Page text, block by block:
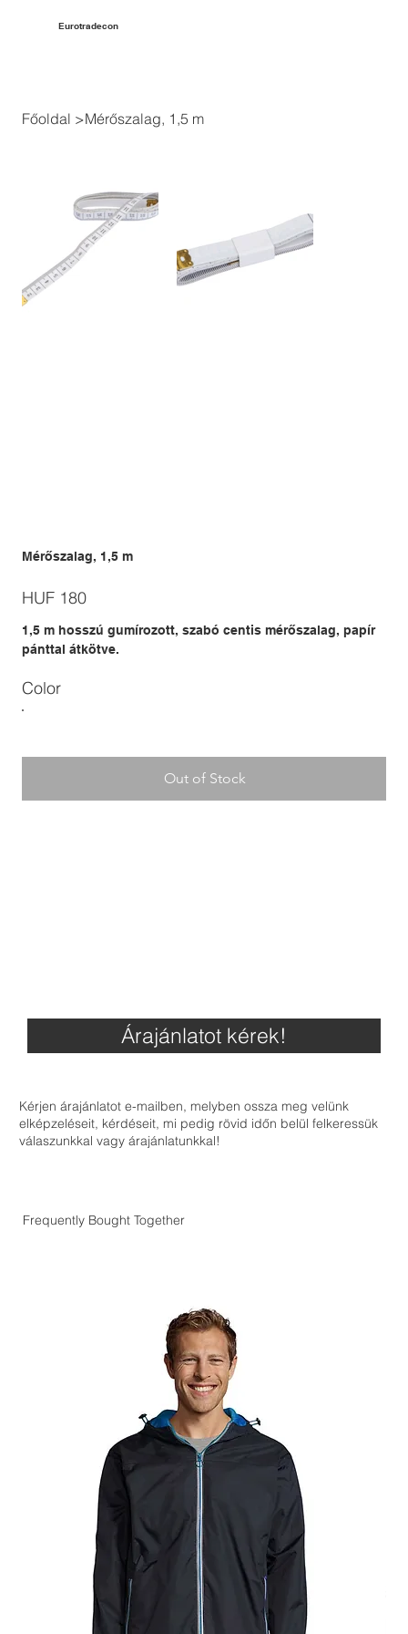
Eurotradecon
Főoldal >Mérőszalag, 1,5 m
Mérőszalag, 1,5 m
Price
HUF 180
1,5 m hosszú gumírozott, szabó centis mérőszalag, papír
pánttal átkötve.
Color
Out of Stock
Árajánlatot kérek!
Kérjen árajánlatot e-mailben, melyben ossza meg velünk
elképzeléseit, kérdéseit, mi pedig rövid időn belül felkeressük
válaszunkkal vagy árajánlatunkkal!
Frequently Bought Together